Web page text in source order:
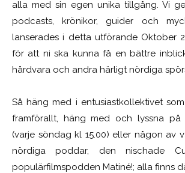
alla med sin egen unika tillgång. Vi
podcasts, krönikor, guider och
lanserades i detta utförande Oktober
för att ni ska kunna få en bättre
hårdvara och andra härligt nördiga
Så häng med i entusiastkollektivet
framförallt, häng med och lyssna på
(varje söndag kl 15.00) eller någon av
nördiga poddar, den nischade
populärfilmspodden Matiné!; alla finns